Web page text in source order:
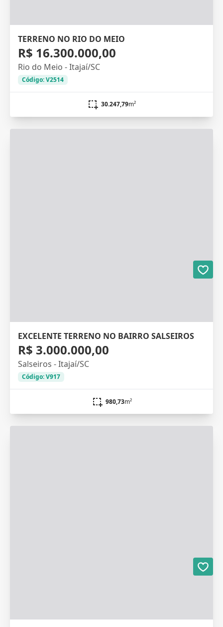
TERRENO NO RIO DO MEIO
R$ 16.300.000,00
Rio do Meio - Itajaí/SC
Código: V2514
30.247,79m²
EXCELENTE TERRENO NO BAIRRO SALSEIROS
R$ 3.000.000,00
Salseiros - Itajaí/SC
Código: V917
980,73m²